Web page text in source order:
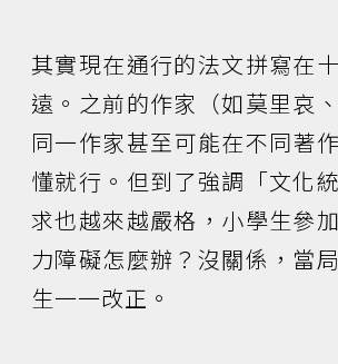
其實現在通行的法文拼寫在
遠。之前的作家（如莫里哀
同一作家甚至可能在不同著
懂就行。但到了強調「文化
求也越來越嚴格，小學生參
力障礙怎麼辦？沒關係，當
生一一改正。